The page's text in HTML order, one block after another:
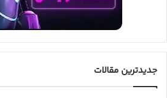
جدیدترین مقالات